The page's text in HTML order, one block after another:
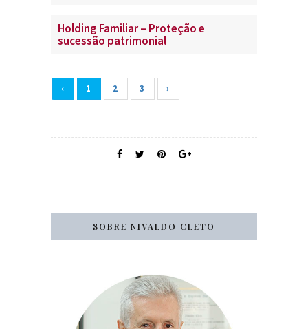
Holding Familiar – Proteção e
sucessão patrimonial
‹ 1 2 3 ›
SOBRE NIVALDO CLETO